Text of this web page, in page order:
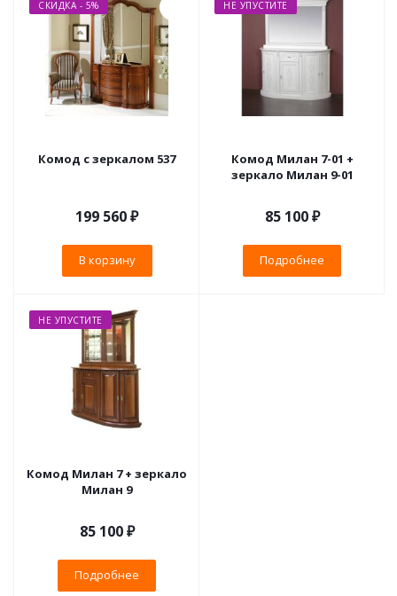
СКИДКА - 5%
Комод с зеркалом 537
199 560₽
В корзину
НЕ УПУСТИТЕ
Комод Милан 7-01 +
зеркало Милан 9-01
85 100 ₽
Подробнее
НЕ УПУСТИТЕ
Комод Милан 7 + зеркало
Милан 9
85 100 ₽
Подробнее